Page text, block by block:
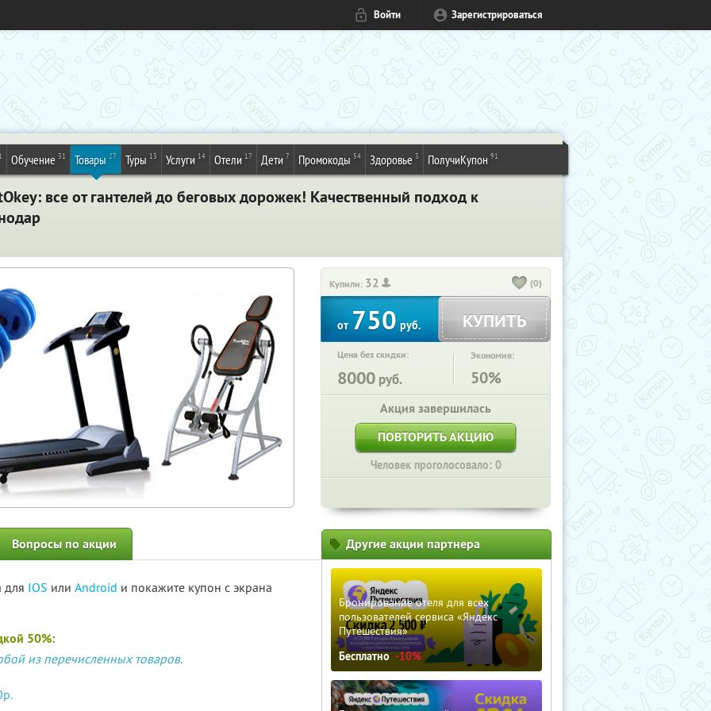
Войти Зарегистрироваться
Обучение 31 Товары 27 Туры 13 Услуги 14 Отели 17 Дети 7 Промокоды 54 Здоровье 3 ПолучиКупон 91
все от гантелей до беговых дорожек! Качественный подход к
Купили: 32 (0)
от750руб. КУПИТЬ
Цена без скидки:
8000 руб.
Экономия:
50%
Акция завершилась
ПОВТОРИТЬ АКЦИЮ
Человек проголосовало: 0
Вопросы по акции
для IOS или Android и покажите купон с экрана
50%:
из перечисленных товаров.
Другие акции партнера
Бронирование отеля для всех
пользователей сервиса «Яндекс
Путешествия»
Бесплатно -10%